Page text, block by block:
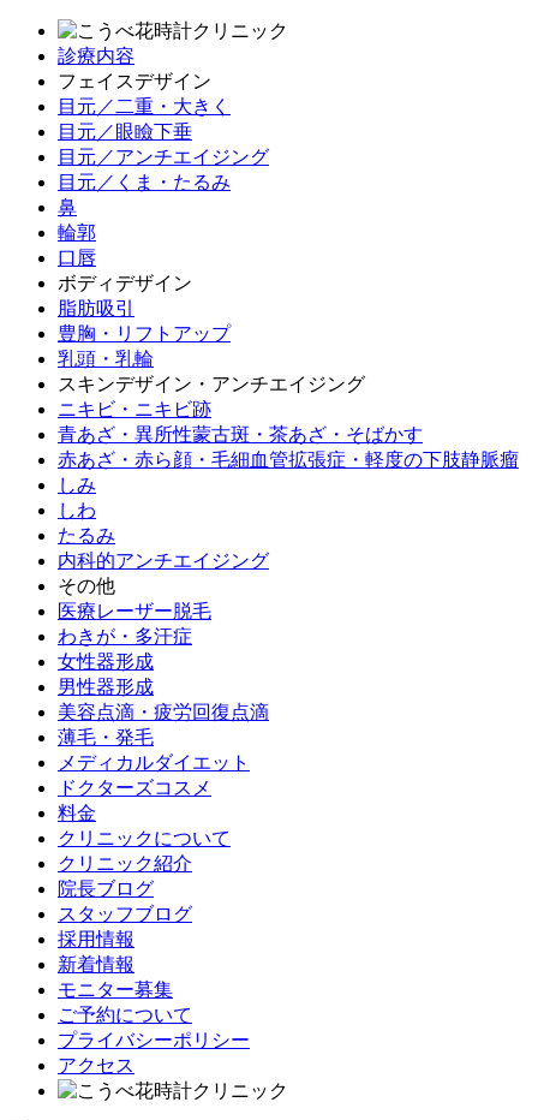
診療内容
フェイスデザイン
目元／二重・大きく
目元／眼瞼下垂
目元／アンチエイジング
目元／くま・たるみ
鼻
輪郭
口唇
ボディデザイン
脂肪吸引
豊胸・リフトアップ
乳頭・乳輪
スキンデザイン・アンチエイジング
ニキビ・ニキビ跡
青あざ・異所性蒙古斑・茶あざ・そばかす
赤あざ・赤ら顔・毛細血管拡張症・軽度の下肢静脈瘤
しみ
しわ
たるみ
内科的アンチエイジング
その他
医療レーザー脱毛
わきが・多汗症
女性器形成
男性器形成
美容点滴・疲労回復点滴
薄毛・発毛
メディカルダイエット
ドクターズコスメ
料金
クリニックについて
クリニック紹介
院長ブログ
スタッフブログ
採用情報
新着情報
モニター募集
ご予約について
プライバシーポリシー
アクセス